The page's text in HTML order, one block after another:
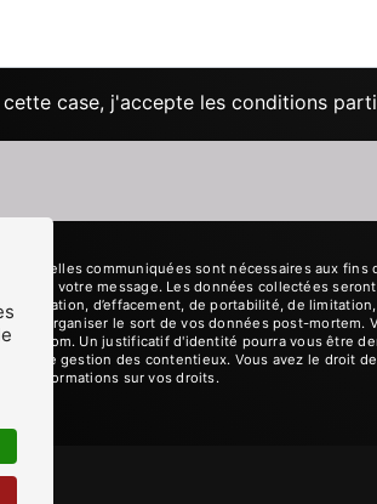
cette case, j'accepte les conditions
communiquées sont nécessaires aux
à votre message. Les données collectées
rectification, d’effacement, de portabilité, de
d’organiser le sort de vos données post-
Un justificatif d'identité pourra vous être
et de gestion des contentieux. Vous avez le droit
d’informations sur vos droits.